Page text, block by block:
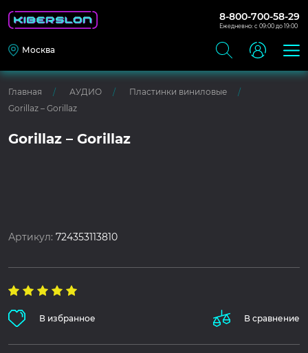
8-800-700-58-29
Ежедневно: с 09:00 до 19:00
Москва
Главная АУДИО
Пластинки виниловые
Gorillaz – Gorillaz
Gorillaz – Gorillaz
Артикул:724353113810
В избранное В сравнение